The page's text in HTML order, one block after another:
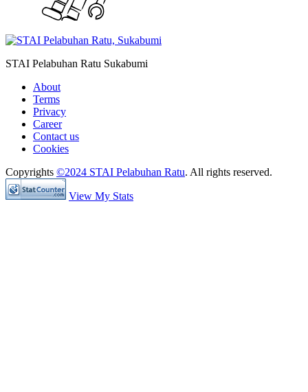
STAI Pelabuhan Ratu Sukabumi
About
Terms
Privacy
Career
Contact us
Cookies
Copyrights ©2024 STAI Pelabuhan Ratu. All rights reserved.
View My Stats